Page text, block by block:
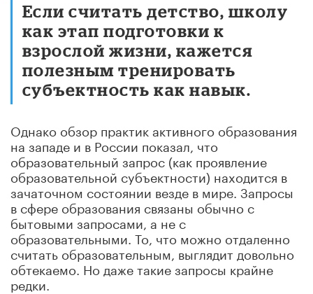
Если считать детство, школу
как этап подготовки к
взрослой жизни, кажется
полезным тренировать
субъектность как навык.
Однако обзор практик активного образования
на западе и в России показал, что
образовательный запрос (как проявление
образовательной субъектности) находится в
зачаточном состоянии везде в мире. Запросы
в сфере образования связаны обычно с
бытовыми запросами, а не с
образовательными. То, что можно отдаленно
считать образовательным, выглядит довольно
обтекаемо. Но даже такие запросы крайне
редки.